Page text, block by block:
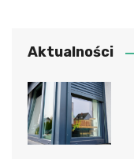
Aktualności